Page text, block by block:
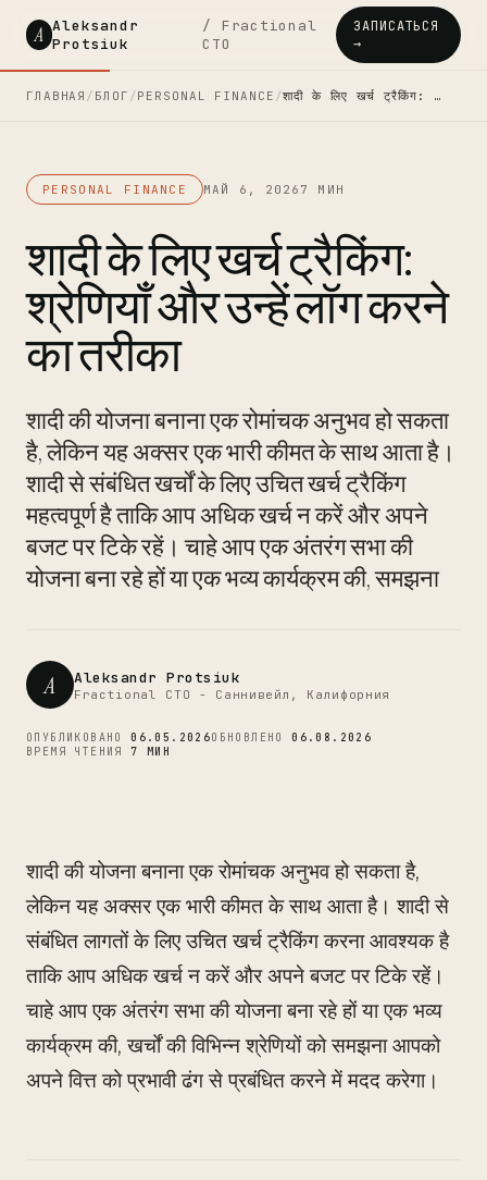
A Aleksandr
Protsiuk
/ Fractional
CTO
ЗАПИСАТЬСЯ
→
ГЛАВНАЯ / БЛОГ /PERSONAL FINANCE /शादी के लिए खर्च ट्रैकिंग: …
PERSONAL FINANCE МАЙ 6, 2026 7 МИН
शादी के लिए खर्च ट्रैकिंग:
श्रेणियाँ और उन्हें लॉग करने
का तरीका
शादी की योजना बनाना एक रोमांचक अनुभव हो सकता
है, लेकिन यह अक्सर एक भारी कीमत के साथ आता है।
शादी से संबंधित खर्चों के लिए उचित खर्च ट्रैकिंग
महत्वपूर्ण है ताकि आप अधिक खर्च न करें और अपने
बजट पर टिके रहें। चाहे आप एक अंतरंग सभा की
योजना बना रहे हों या एक भव्य कार्यक्रम की, समझना
A Aleksandr Protsiuk
Fractional CTO - Саннивейл, Калифорния
ОПУБЛИКОВАНО06.05.2026ОБНОВЛЕНО06.08.2026
ВРЕМЯ ЧТЕНИЯ7 МИН
शादी की योजना बनाना एक रोमांचक अनुभव हो सकता है,
लेकिन यह अक्सर एक भारी कीमत के साथ आता है। शादी से
संबंधित लागतों के लिए उचित खर्च ट्रैकिंग करना आवश्यक है
ताकि आप अधिक खर्च न करें और अपने बजट पर टिके रहें।
चाहे आप एक अंतरंग सभा की योजना बना रहे हों या एक भव्य
कार्यक्रम की, खर्चों की विभिन्न श्रेणियों को समझना आपको
अपने वित्त को प्रभावी ढंग से प्रबंधित करने में मदद करेगा।